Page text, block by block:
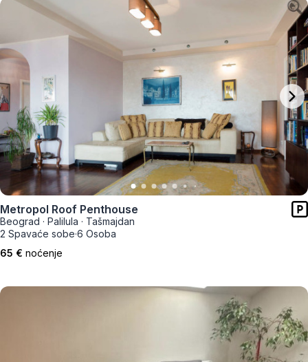
Metropol Roof Penthouse
Beograd · Palilula · Tašmajdan
2 Spavaće sobe·6 Osoba
65 € noćenje